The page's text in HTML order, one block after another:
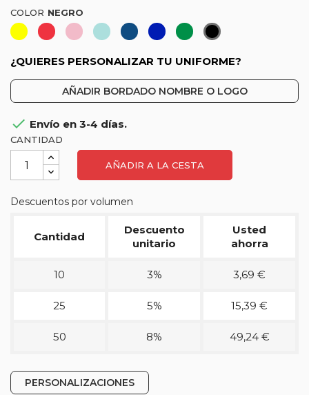
COLOR
AmarilloRojo
Rosa
CelesteAzul
AzulinaVerdeNegro
¿QUIERES PERSONALIZAR TU UNIFORME?
AÑADIR BORDADO NOMBRE O LOGO
 Envío en 3-4 días.
CANTIDAD
AÑADIR A LA CESTA
Descuentos por volumen
Cantidad
Descuento
unitario
Usted
ahorra
10 3% 3,69 €
25 5% 15,39 €
50 8% 49,24 €
PERSONALIZACIONES